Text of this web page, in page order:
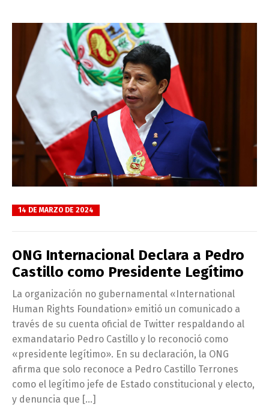
14 DE MARZO DE 2024
ONG Internacional Declara a Pedro
Castillo como Presidente Legítimo
La organización no gubernamental «International
Human Rights Foundation» emitió un comunicado a
través de su cuenta oficial de Twitter respaldando al
exmandatario Pedro Castillo y lo reconoció como
«presidente legítimo». En su declaración, la ONG
afirma que solo reconoce a Pedro Castillo Terrones
como el legítimo jefe de Estado constitucional y electo,
y denuncia que […]